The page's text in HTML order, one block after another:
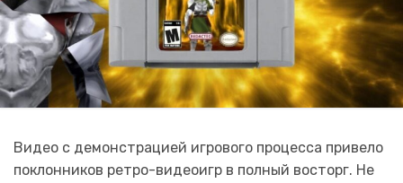
Видео с демонстрацией игрового процесса привело
поклонников ретро-видеоигр в полный восторг. Не